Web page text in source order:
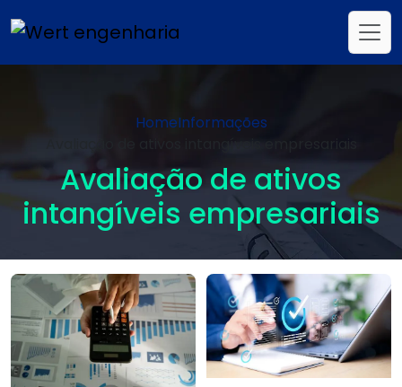
HomeInformações
Avaliação de ativos
intangíveis empresariais